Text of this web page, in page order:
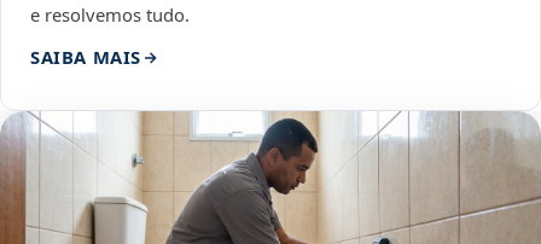
e resolvemos tudo.
SAIBA MAIS